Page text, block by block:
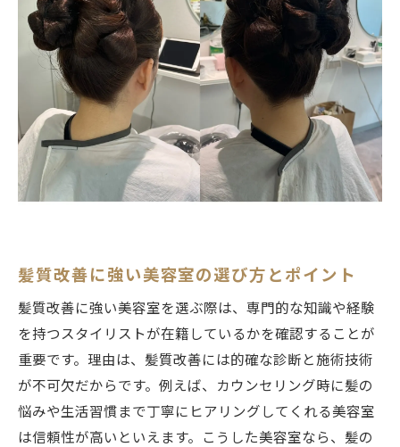
美容室で希望のカットを伝えるコツ
江古田駅ならコスパ重視の美容室も豊富
コスパ重視の美容室選びの決め手を解説
料金比較で分かる美容室の選択基準
お得に通える美容室の特徴を紹介
美容室の施術内容と価格のバランス
美容室の安さとサービスを両立する方法
予約なし対応美容室のメリットと注意点
当日利用できる美容室の探し方ガイド
忙しい方におすすめの美容室選び方
予約不要の美容室とサービス内容の違い
江古田駅周辺の美容室利便性を比較
急な予定でも安心の美容室活用法
髪質改善に強い美容室の選び方とポイント
髪質改善に強い美容室を選ぶ際は、専門的な知識や経験
を持つスタイリストが在籍しているかを確認することが
重要です。理由は、髪質改善には的確な診断と施術技術
が不可欠だからです。例えば、カウンセリング時に髪の
悩みや生活習慣まで丁寧にヒアリングしてくれる美容室
は信頼性が高いといえます。こうした美容室なら、髪の